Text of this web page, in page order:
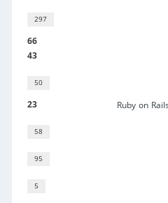
297
66
43
50
23
58
95
5